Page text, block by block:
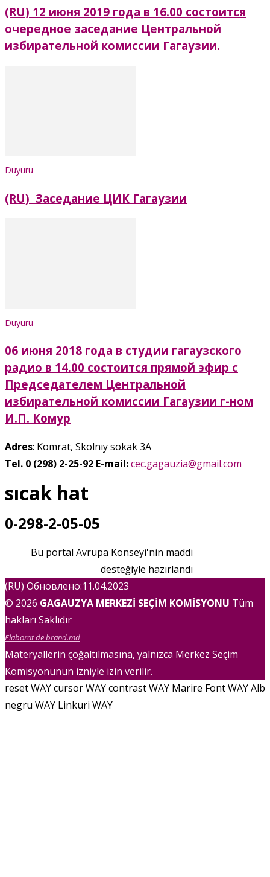
(RU) 12 июня 2019 года в 16.00 состоится
очередное заседание Центральной
избирательной комиссии Гагаузии.
Duyuru
(RU) Заседание ЦИК Гагаузии
Duyuru
06 июня 2018 года в студии гагаузского
радио в 14.00 состоится прямой эфир с
Председателем Центральной
избирательной комиссии Гагаузии г-ном
И.П. Комур
Adres: Komrat, Skolnıy sokak 3A
Tel. 0 (298) 2-25-92 E-mail:cec.gagauzia@gmail.com
sıcak hat
0-298-2-05-05
Bu portal Avrupa Konseyi'nin maddi
desteğiyle hazırlandı
(RU) Обновлено:11.04.2023
© 2026 GAGAUZYA MERKEZİ SEÇİM KOMİSYONU Tüm
hakları Saklıdır
Elaborat de brand.md
Materyallerin çoğaltılmasına, yalnızca Merkez Seçim
Komisyonunun izniyle izin verilir.
reset WAYcursor WAYcontrast WAY Marire Font WAYAlb
negru WAY Linkuri WAY